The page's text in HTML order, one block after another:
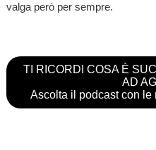
valga però per sempre.
TI RICORDI COSA È
AD
Ascolta il podcast con